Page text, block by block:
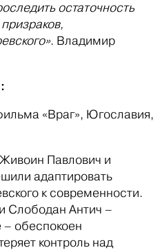
остаточность
. Владимир
«Враг», Югославия,
Павлович и
адаптировать
к современности.
Слободан Антич –
– обеспокоен
контроль над